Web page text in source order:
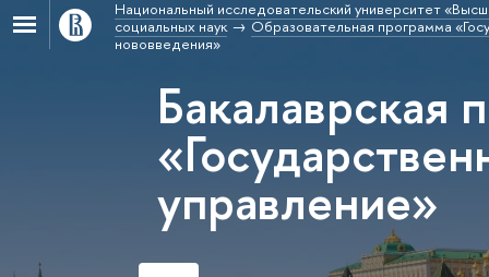
Национальный исследовательский университет
социальных наук
Образовательная программа
нововведения»
Бакалаврская
управление»